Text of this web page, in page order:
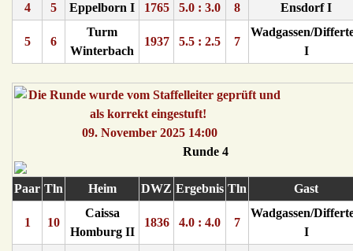
4
5 Eppelborn I 1765 5.0 : 3.0 8 Ensdorf I
5 6
Turm
Winterbach
1937 5.5 : 2.5 7
Wadgassen/
I
09. November 2025 14:00
Runde 4
Paar Tln Heim DWZ Ergebnis Tln Gast
1 10
Caissa
Homburg II
1836 4.0 : 4.0 7
Wadgassen/
I